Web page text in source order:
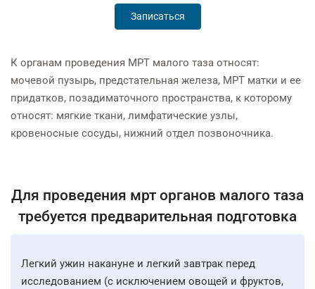
Записаться
К органам проведения МРТ малого таза относят:
мочевой пузырь, предстательная железа, МРТ матки и ее
придатков, позадиматочного пространства, к которому
относят: мягкие ткани, лимфатические узлы,
кровеносные сосуды, нижний отдел позвоночника.
Для проведения мрт органов малого таза
требуется предварительная подготовка
Легкий ужин накануне и легкий завтрак перед
исследованием (с исключением овощей и фруктов,